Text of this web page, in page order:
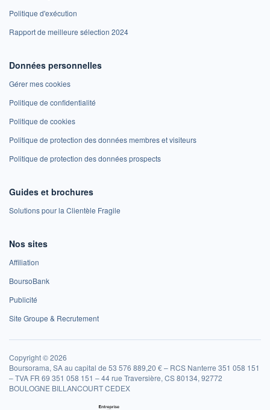
Politique d'exécution
Rapport de meilleure sélection 2024
Données personnelles
Gérer mes cookies
Politique de confidentialité
Politique de cookies
Politique de protection des données membres et visiteurs
Politique de protection des données prospects
Guides et brochures
Solutions pour la Clientèle Fragile
Nos sites
Affiliation
BoursoBank
Publicité
Site Groupe & Recrutement
Copyright © 2026
Boursorama, SA au capital de 53 576 889,20 € – RCS Nanterre 351 058 151
– TVA FR 69 351 058 151 – 44 rue Traversière, CS 80134, 92772
BOULOGNE BILLANCOURT CEDEX